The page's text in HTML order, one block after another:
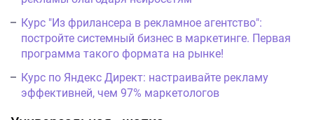
Курс "Из фрилансера в рекламное агентство":
постройте системный бизнес в маркетинге. Первая
программа такого формата на рынке!
Курс по Яндекс Директ: настраивайте рекламу
эффективней, чем 97% маркетологов